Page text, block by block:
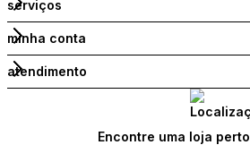
serviços
minha conta
atendimento
Encontre uma loja